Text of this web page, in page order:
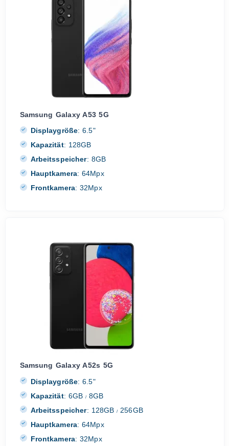
Samsung Galaxy A53 5G
Displaygröße: 6.5"
Kapazität: 128GB
Arbeitsspeicher: 8GB
Hauptkamera: 64Mpx
Frontkamera: 32Mpx
Samsung Galaxy A52s 5G
Displaygröße: 6.5"
Kapazität: 6GB/ 8GB
Arbeitsspeicher: 128GB/ 256GB
Hauptkamera: 64Mpx
Frontkamera: 32Mpx